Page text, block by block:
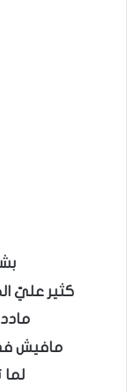
كثير عليّ
مافيش